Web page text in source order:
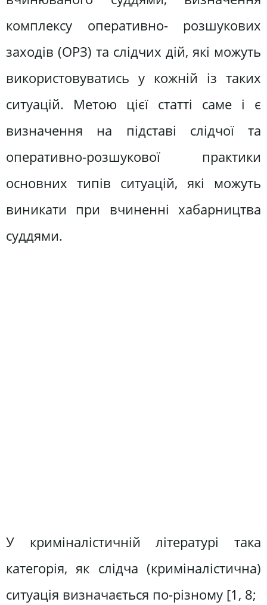
комплексу оперативно- розшукових
заходів (ОРЗ) та слідчих дій, які можуть
використовуватись у кожній із таких
ситуацій. Метою цієї статті саме і є
визначення на підставі слідчої та
оперативно-розшукової практики
основних типів ситуацій, які можуть
виникати при вчиненні хабарництва
суддями.
У криміналістичній літературі така
категорія, як слідча (криміналістична)
ситуація визначається по-різному [1, 8;